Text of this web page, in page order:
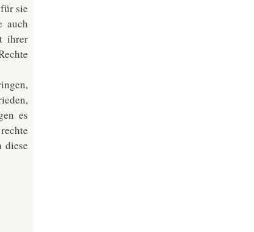
sie
auch
ihrer
es
diese